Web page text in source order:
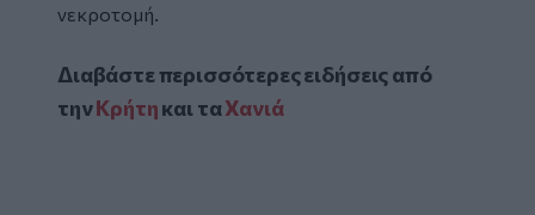
νεκροτομή.
Διαβάστε περισσότερες ειδήσεις από
τηνΚρήτηκαι ταΧανιά